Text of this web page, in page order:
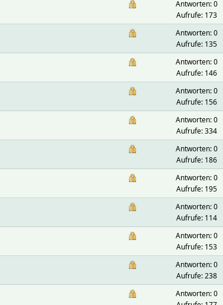
Antworten: 0
Aufrufe: 173
Antworten: 0
Aufrufe: 135
Antworten: 0
Aufrufe: 146
Antworten: 0
Aufrufe: 156
Antworten: 0
Aufrufe: 334
Antworten: 0
Aufrufe: 186
Antworten: 0
Aufrufe: 195
Antworten: 0
Aufrufe: 114
Antworten: 0
Aufrufe: 153
Antworten: 0
Aufrufe: 238
Antworten: 0